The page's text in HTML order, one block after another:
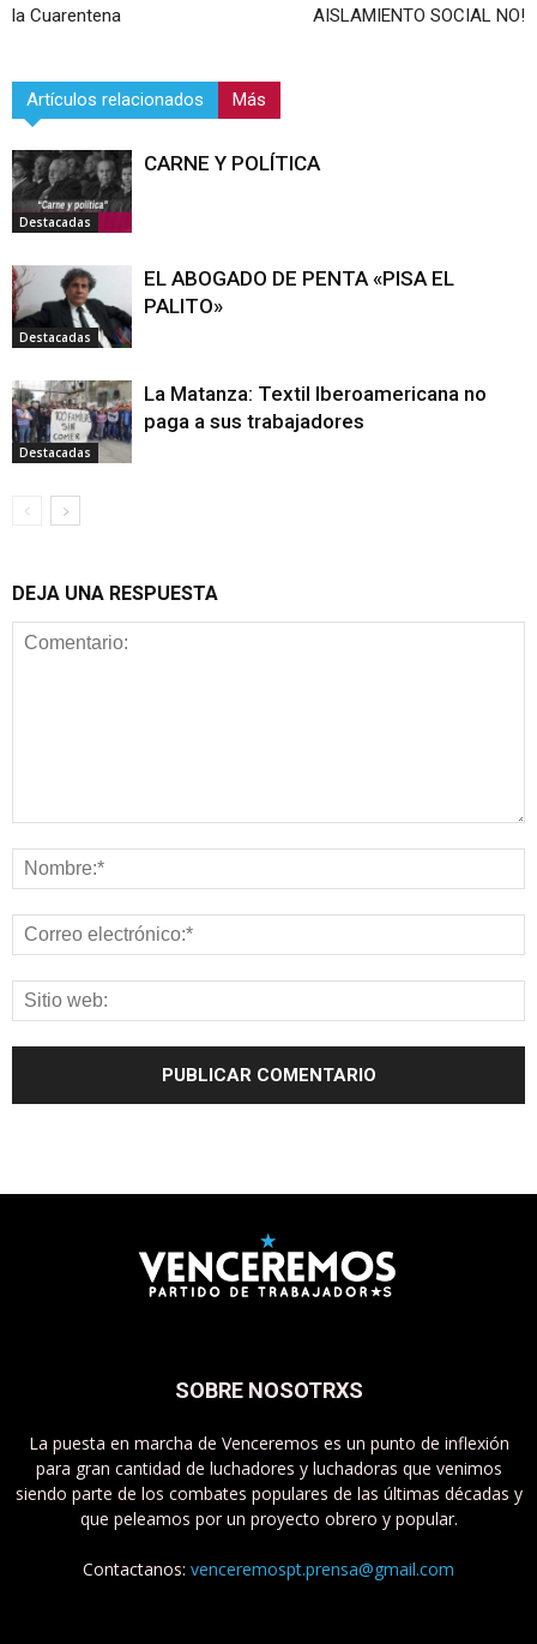
la Cuarentena
AISLAMIENTO SOCIAL NO!
Artículos relacionados Más
Destacadas
CARNE Y POLÍTICA
Destacadas
EL ABOGADO DE PENTA «PISA EL
PALITO»
Destacadas
La Matanza: Textil Iberoamericana no
paga a sus trabajadores
DEJA UNA RESPUESTA
SOBRE NOSOTRXS
La puesta en marcha de Venceremos es un punto de inflexión
para gran cantidad de luchadores y luchadoras que venimos
siendo parte de los combates populares de las últimas décadas y
que peleamos por un proyecto obrero y popular.
Contactanos: venceremospt.prensa@gmail.com